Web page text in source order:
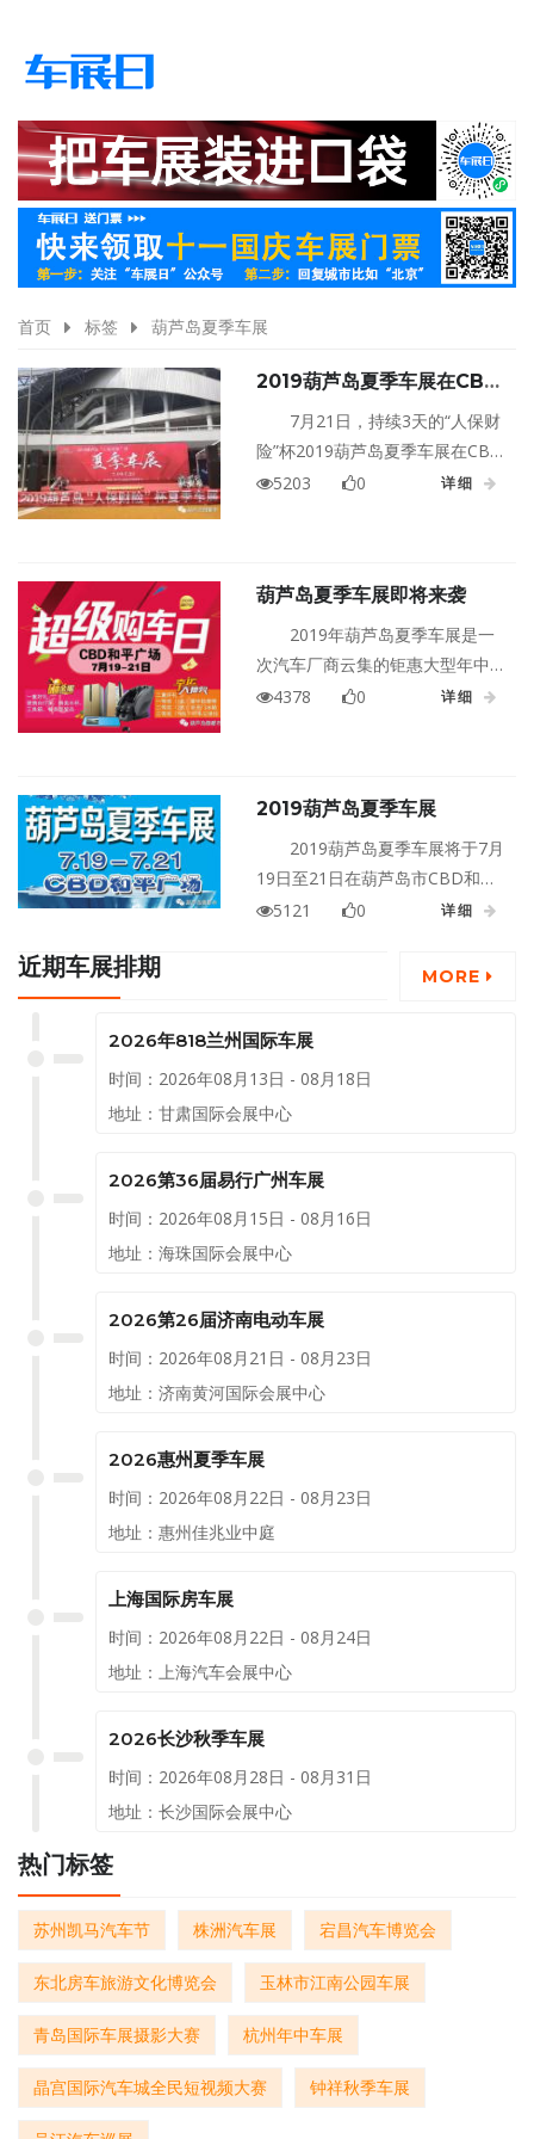
首页 标签 葫芦岛夏季车展
2019葫芦岛夏季车展在CBD
体育场圆满结束
7月21日，持续3天的“人保财
险”杯2019葫芦岛夏季车展在CBD
体育场圆满结束。此次车展三天
5203 0 详细
葫芦岛夏季车展即将来袭
2019年葫芦岛夏季车展是一
次汽车厂商云集的钜惠大型年中
大促车展，将于7月19-21日在葫
种热销品牌，百余款车型。
4378 0 详细
2019葫芦岛夏季车展
2019葫芦岛夏季车展将于7月
19日至21日在葫芦岛市CBD和平
广场隆重举行！
5121 0 详细
近期车展排期 MORE
2026年818兰州国际车展
时间：2026年08月13日 - 08月18日
地址：甘肃国际会展中心
2026第36届易行广州车展
时间：2026年08月15日 - 08月16日
地址：海珠国际会展中心
2026第26届济南电动车展
时间：2026年08月21日 - 08月23日
地址：济南黄河国际会展中心
2026惠州夏季车展
时间：2026年08月22日 - 08月23日
地址：惠州佳兆业中庭
上海国际房车展
时间：2026年08月22日 - 08月24日
地址：上海汽车会展中心
2026长沙秋季车展
时间：2026年08月28日 - 08月31日
地址：长沙国际会展中心
热门标签
苏州凯马汽车节 株洲汽车展 宕昌汽车博览会
东北房车旅游文化博览会 玉林市江南公园车展
青岛国际车展摄影大赛 杭州年中车展
晶宫国际汽车城全民短视频大赛 钟祥秋季车展